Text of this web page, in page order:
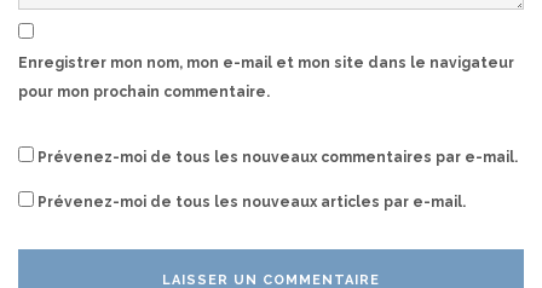
Enregistrer mon nom, mon e-mail et mon site dans le navigateur
pour mon prochain commentaire.
Prévenez-moi de tous les nouveaux commentaires par e-mail.
Prévenez-moi de tous les nouveaux articles par e-mail.